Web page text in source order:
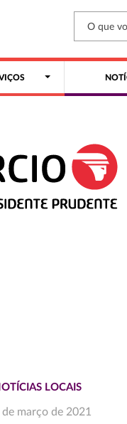
LOCAIS
de março de 2021